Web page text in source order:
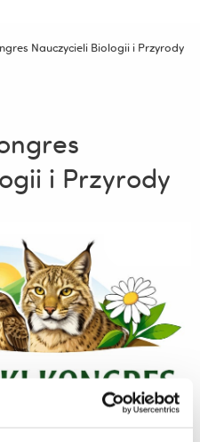
Nauczycieli Biologii i Przyrody
i Przyrody